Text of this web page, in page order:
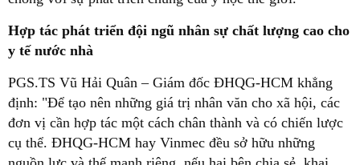
Hợp tác phát triển đội ngũ nhân sự chất lượng cao cho
y tế nước nhà
PGS.TS Vũ Hải Quân – Giám đốc ĐHQG-HCM khẳng
định: "Để tạo nên những giá trị nhân văn cho xã hội, các
đơn vị cần hợp tác một cách chân thành và có chiến lược
cụ thể. ĐHQG-HCM hay Vinmec đều sở hữu những